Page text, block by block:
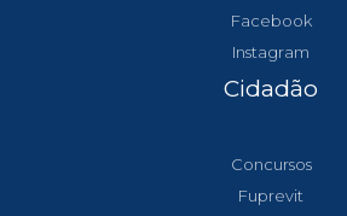
Facebook
Instagram
Cidadão
Concursos
Fuprevit